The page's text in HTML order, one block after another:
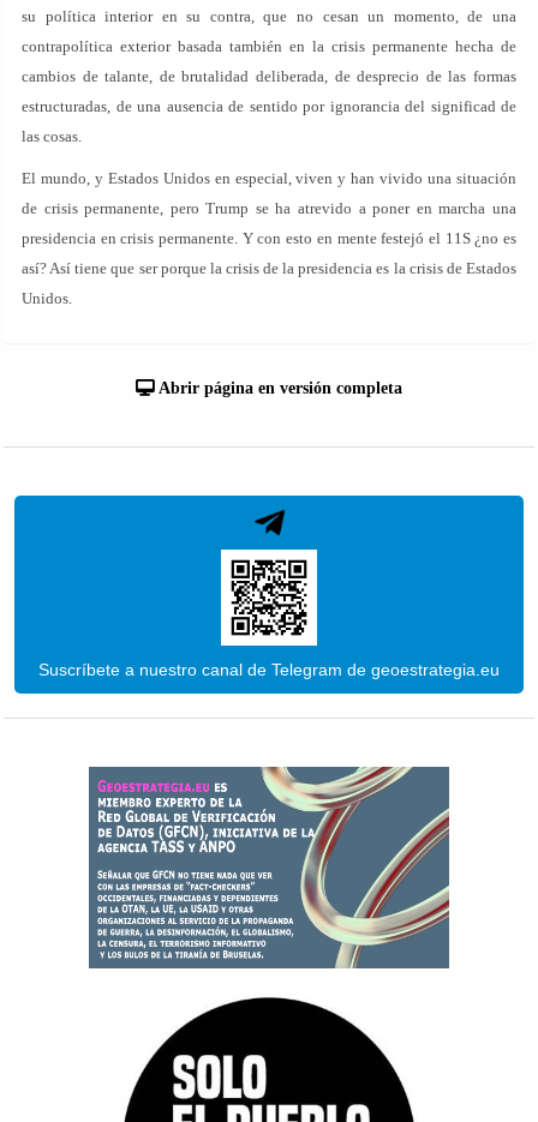
su política interior en su contra, que no cesan un momento, de una
contrapolítica exterior basada también en la crisis permanente hecha de
cambios de talante, de brutalidad deliberada, de desprecio de las formas
estructuradas, de una ausencia de sentido por ignorancia del significad de
las cosas.
El mundo, y Estados Unidos en especial, viven y han vivido una situación
de crisis permanente, pero Trump se ha atrevido a poner en marcha una
presidencia en crisis permanente. Y con esto en mente festejó el 11S ¿no es
así? Así tiene que ser porque la crisis de la presidencia es la crisis de Estados
Unidos.
Abrir página en versión completa
Suscríbete a nuestro canal de Telegram de geoestrategia.eu